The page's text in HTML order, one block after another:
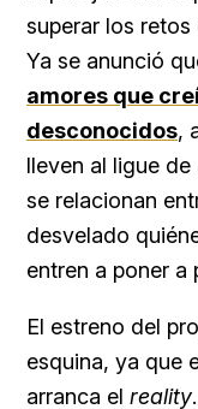
superar los retos
Ya se anunció
amores que
desconocidos,
lleven al ligue
se relacionan
desvelado
entren a poner a
El estreno del
esquina, ya que
arranca el reality